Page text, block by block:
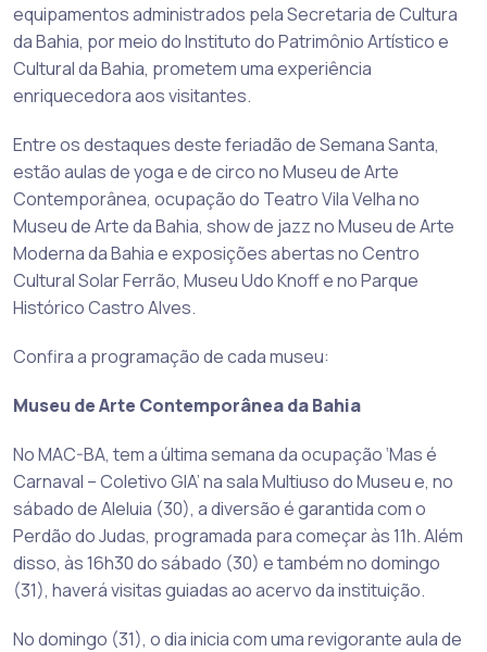
equipamentos administrados pela Secretaria de Cultura
da Bahia, por meio do Instituto do Patrimônio Artístico e
Cultural da Bahia, prometem uma experiência
enriquecedora aos visitantes.
Entre os destaques deste feriadão de Semana Santa,
estão aulas de yoga e de circo no Museu de Arte
Contemporânea, ocupação do Teatro Vila Velha no
Museu de Arte da Bahia, show de jazz no Museu de Arte
Moderna da Bahia e exposições abertas no Centro
Cultural Solar Ferrão, Museu Udo Knoff e no Parque
Histórico Castro Alves.
Confira a programação de cada museu:
Museu de Arte Contemporânea da Bahia
No MAC-BA, tem a última semana da ocupação ‘Mas é
Carnaval – Coletivo GIA’ na sala Multiuso do Museu e, no
sábado de Aleluia (30), a diversão é garantida com o
Perdão do Judas, programada para começar às 11h. Além
disso, às 16h30 do sábado (30) e também no domingo
(31), haverá visitas guiadas ao acervo da instituição.
No domingo (31), o dia inicia com uma revigorante aula de